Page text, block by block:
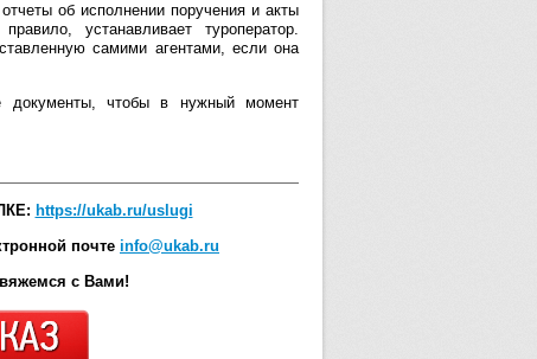
об исполнении поручения и акты
устанавливает туроператор.
самими агентами, если она
документы, чтобы в нужный момент
https://ukab.ru/uslugi
почте info@ukab.ru
с Вами!